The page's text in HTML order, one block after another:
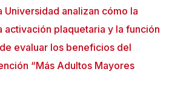
Universidad analizan cómo la
activación plaquetaria y la función
evaluar los beneficios del
“Más Adultos Mayores